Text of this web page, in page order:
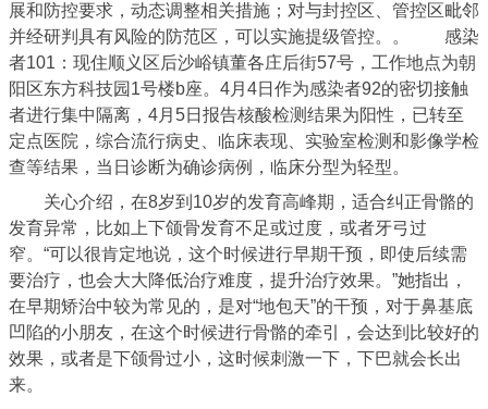
展和防控要求，动态调整相关措施；对与封控区、管控区毗邻
并经研判具有风险的防范区，可以实施提级管控。。 感染
者101：现住顺义区后沙峪镇董各庄后街57号，工作地点为朝
阳区东方科技园1号楼b座。4月4日作为感染者92的密切接触
者进行集中隔离，4月5日报告核酸检测结果为阳性，已转至
定点医院，综合流行病史、临床表现、实验室检测和影像学检
查等结果，当日诊断为确诊病例，临床分型为轻型。
关心介绍，在8岁到10岁的发育高峰期，适合纠正骨骼的
发育异常，比如上下颌骨发育不足或过度，或者牙弓过
窄。“可以很肯定地说，这个时候进行早期干预，即使后续需
要治疗，也会大大降低治疗难度，提升治疗效果。”她指出，
在早期矫治中较为常见的，是对“地包天”的干预，对于鼻基底
凹陷的小朋友，在这个时候进行骨骼的牵引，会达到比较好的
效果，或者是下颌骨过小，这时候刺激一下，下巴就会长出
来。